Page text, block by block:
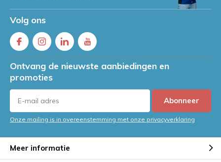
Volg ons
Ontvang de nieuwste aanbiedingen en
promoties
Abonneer
Onze mailing is in overeenstemming met onze privacyverklaring
Meer informatie